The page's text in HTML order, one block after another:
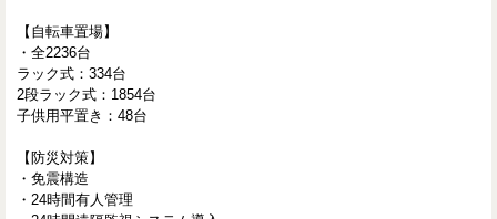
【自転車置場】
・全2236台
ラック式：334台
2段ラック式：1854台
子供用平置き：48台
【防災対策】
・免震構造
・24時間有人管理